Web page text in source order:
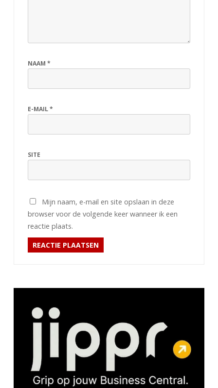
NAAM *
E-MAIL*
SITE
Mijn naam, e-mail en site opslaan in deze
browser voor de volgende keer wanneer ik een
reactie plaats.